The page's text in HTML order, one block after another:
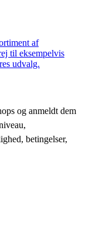
af
til eksempelvis
udvalg.
og anmeldt dem
betingelser,